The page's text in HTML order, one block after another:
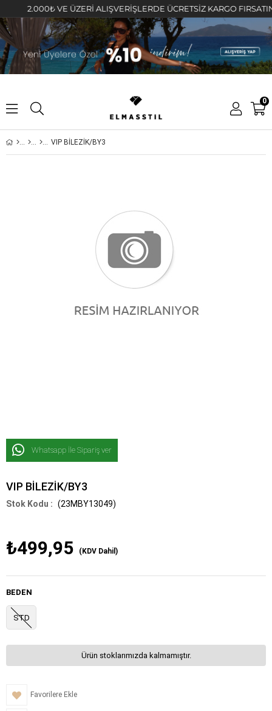
2.000₺ VE ÜZERİ ALIŞVERİŞLERDE ÜCRETSİZ KARGO FIRSATINI
0
VIP BİLEZİK/BY3
Whatsapp İle Sipariş ver
VIP BİLEZİK/BY3
(23MBY13049)
₺499,95 (KDV Dahil)
BEDEN
STD
Ürün stoklarımızda kalmamıştır.
Favorilere Ekle